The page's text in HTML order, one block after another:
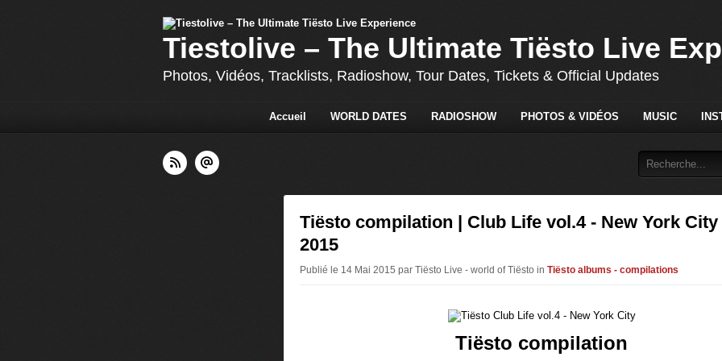
Tiestolive – The Ultimate Tiësto Live
Photos, Vidéos, Tracklists, Radioshow, Tour Dates, Tickets & Official Updates
Accueil WORLD DATES RADIOSHOW PHOTOS & VIDÉOS MUSIC
Tiësto compilation | Club Life vol.4 - New York City
2015
Publié le 14 Mai 2015 par Tiësto Live - world of Tiësto in Tiësto albums - compilations
Tiësto compilation